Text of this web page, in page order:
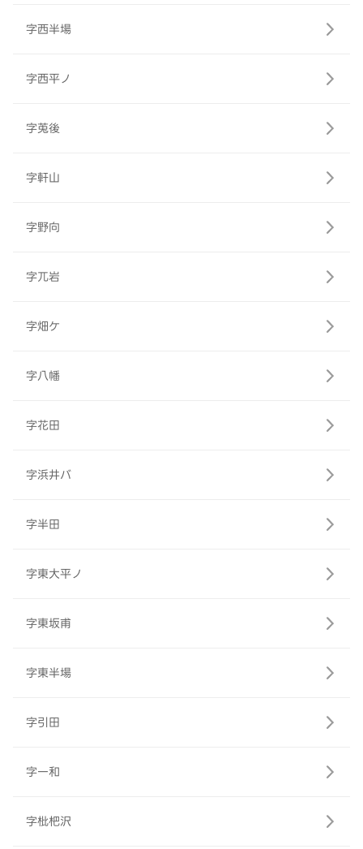
字西半場
字西平ノ
字莵後
字軒山
字野向
字兀岩
字畑ケ
字八幡
字花田
字浜井バ
字半田
字東大平ノ
字東坂甫
字東半場
字引田
字一和
字枇杷沢